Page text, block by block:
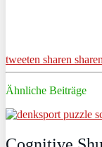
tweeten sharen sharen
Ähnliche Beiträge